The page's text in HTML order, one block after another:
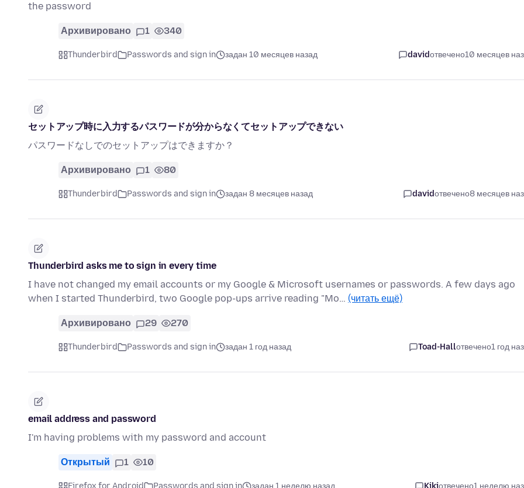
the password
Архивировано 1 340
Thunderbird Passwords and sign in задан 10 месяцев назад davidотвечено10 месяцев
セットアップ時に入力するパスワードが分からなくてセットアップできない
パスワードなしでのセットアップはできますか？
Архивировано 1 80
Thunderbird Passwords and sign in задан 8 месяцев назад davidотвечено8 месяцев
Thunderbird asks me to sign in every time
I have not changed my email accounts or my Google & Microsoft usernames or passwords. A few days ago
when I started Thunderbird, two Google pop-ups arrive reading "Mo… (читать ещё)
Архивировано 29 270
Thunderbird Passwords and sign in задан 1 год назад Toad-Hallотвечено1 год
email address and password
I'm having problems with my password and account
Открытый 1 10
Firefox for Android Passwords and sign in задан 1 неделю назад Kikiотвечено1 неделю